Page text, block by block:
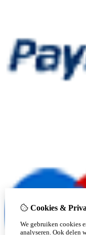
Cookies &
We gebruiken cookies
analyseren. Ook delen